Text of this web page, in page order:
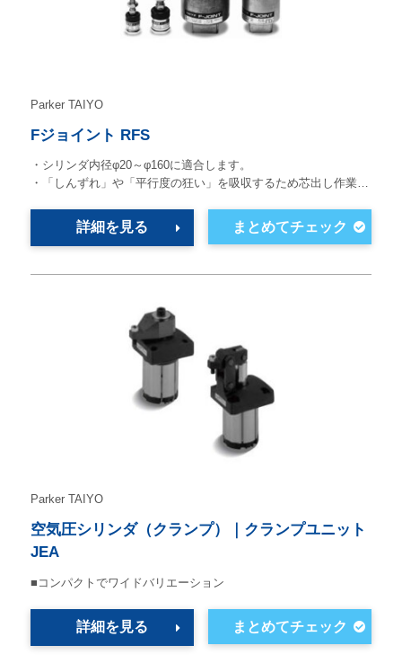
Parker TAIYO
Fジョイント RFS
・シリンダ内径φ20～φ160に適合します。
・「しんずれ」や「平行度の狂い」を吸収するため芯出し作業…
詳細を見る
Parker TAIYO
空気圧シリンダ（クランプ）｜クランプユニット
JEA
■コンパクトでワイドバリエーション
詳細を見る